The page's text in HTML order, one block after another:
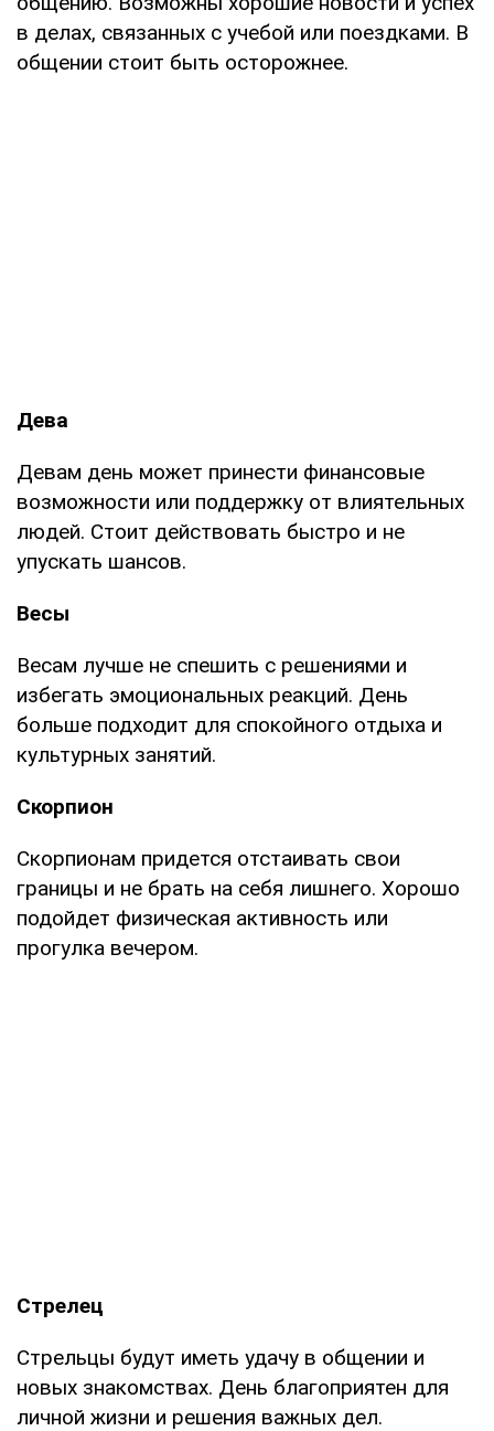
в делах, связанных с учебой или поездками. В
общении стоит быть осторожнее.
Дева
Девам день может принести финансовые
возможности или поддержку от влиятельных
людей. Стоит действовать быстро и не
упускать шансов.
Весы
Весам лучше не спешить с решениями и
избегать эмоциональных реакций. День
больше подходит для спокойного отдыха и
культурных занятий.
Скорпион
Скорпионам придется отстаивать свои
границы и не брать на себя лишнего. Хорошо
подойдет физическая активность или
прогулка вечером.
Стрелец
Стрельцы будут иметь удачу в общении и
новых знакомствах. День благоприятен для
личной жизни и решения важных дел.